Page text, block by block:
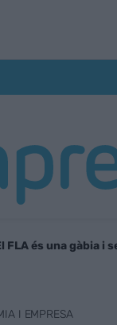
FLA és una gàbia i
I EMPRESA